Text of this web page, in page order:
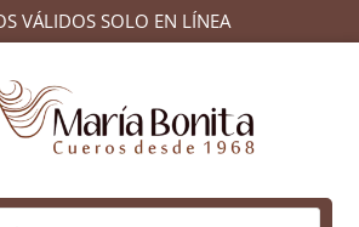
VÁLIDOS SOLO EN LÍNEA